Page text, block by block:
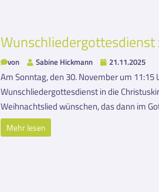
von Sabine Hickmann 21.11.2025
Am Sonntag, den 30. November um
Wunschliedergottesdienst in die
Weihnachtslied wünschen, das dann im
Mehr lesen